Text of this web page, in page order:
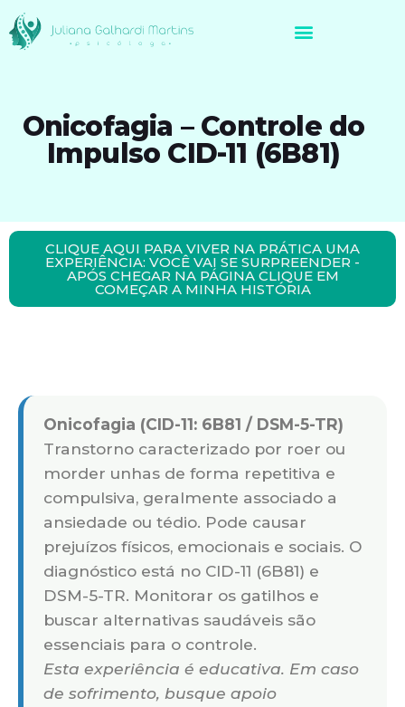
Onicofagia – Controle do
Impulso CID-11 (6B81)
CLIQUE AQUI PARA VIVER NA PRÁTICA UMA
EXPERIÊNCIA: VOCÊ VAI SE SURPREENDER -
APÓS CHEGAR NA PÁGINA CLIQUE EM
COMEÇAR A MINHA HISTÓRIA
Onicofagia (CID-11: 6B81 / DSM-5-TR)
Transtorno caracterizado por roer ou
morder unhas de forma repetitiva e
compulsiva, geralmente associado a
ansiedade ou tédio. Pode causar
prejuízos físicos, emocionais e sociais. O
diagnóstico está no CID-11 (6B81) e
DSM-5-TR. Monitorar os gatilhos e
buscar alternativas saudáveis são
essenciais para o controle.
Esta experiência é educativa. Em caso
de sofrimento, busque apoio